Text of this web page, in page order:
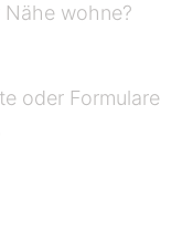
wohne?
oder Formulare